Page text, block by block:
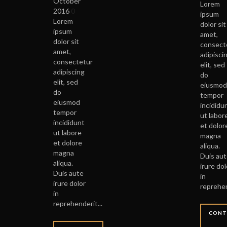
2016 0
Lorem
ipsum
dolor sit
amet,
consectetur
adipiscing
elit, sed
do
eiusmod
tempor
incididunt
ut labore
et dolore
magna
aliqua.
Duis aute
irure dolor
in
reprehenderit...
Lorem
ipsum
dolor sit
amet,
elit, sed
do
eiusmod
tempor
ut
et
magna
aliqua.
Duis
irure
in